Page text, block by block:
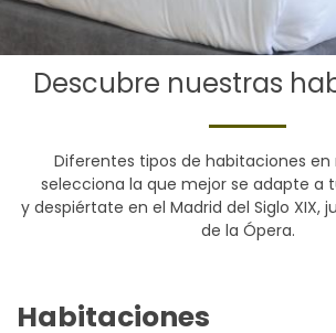
Descubre nuestras
Diferentes tipos de habitaciones en
selecciona la que mejor se adapte a
y despiértate en el Madrid del Siglo XIX,
de la Ópera.
Habitaciones